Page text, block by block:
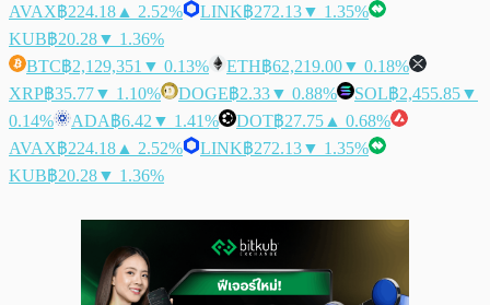
AVAX฿224.18 ▲ 2.52% LINK฿272.13▼ 1.35%
KUB฿20.28▼ 1.36%
BTC฿2,129,351 ▼ 0.13% ETH฿62,219.00▼ 0.18%
XRP฿35.77▼ 1.10% DOGE฿2.33▼ 0.88% SOL฿2,455.85▼
0.14%
ADA฿6.42 ▼ 1.41% DOT฿27.75 ▲ 0.68%
AVAX฿224.18 ▲ 2.52% LINK฿272.13▼ 1.35%
KUB฿20.28▼ 1.36%